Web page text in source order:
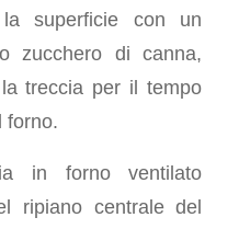
superficie con un
zucchero di canna,
treccia per il tempo
forno.
in forno ventilato
ripiano centrale del